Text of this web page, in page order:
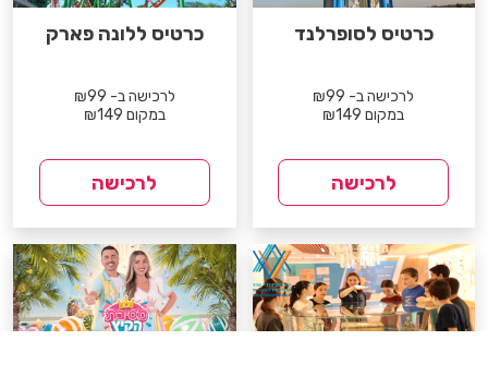
כרטיס לסופרלנד
לרכישה ב- ₪99
במקום ₪149
לרכישה
כרטיס ללונה פארק
לרכישה ב- ₪99
במקום ₪149
לרכישה